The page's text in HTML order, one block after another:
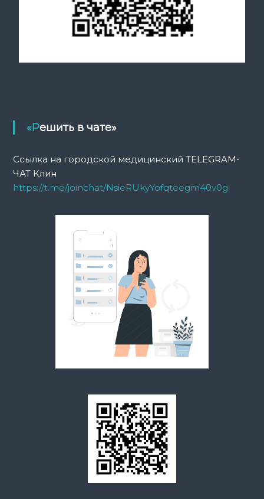
«Решить в чате»
Ссылка на городской медицинский TELEGRAM-
ЧАТ Клин
https://t.me/joinchat/NsieRUkyYofqteegm40v0g